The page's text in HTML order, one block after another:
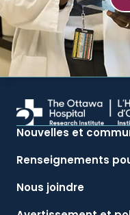
Nouvelles et
Renseignements
Nous joindre